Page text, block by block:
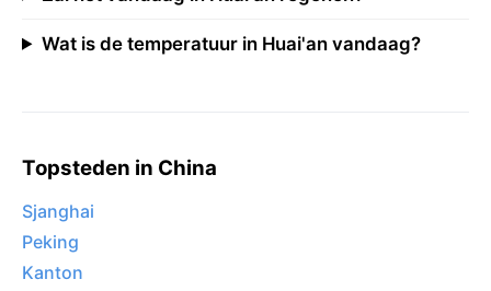
Wat is de temperatuur in Huai'an vandaag?
Topsteden in China
Sjanghai
Peking
Kanton